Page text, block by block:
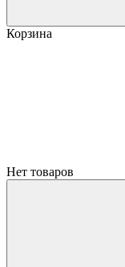
Корзина
Нет товаров